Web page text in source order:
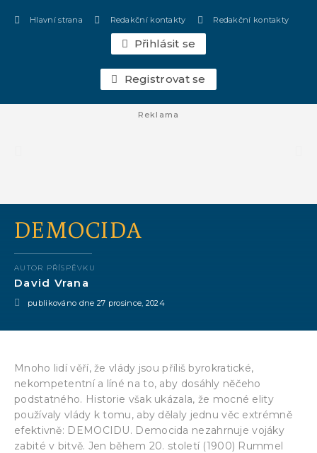
Hlavní strana Redakční kontakty Redakční kontakty
Přihlásit se
Registrovat se
Reklama
DEMOCIDA
AUTOR PŘÍSPĚVKU
David Vrana
publikováno dne 27 prosince, 2024
Mnoho lidí věří, že vlády jsou příliš byrokratické,
nekompetentní a líné na to, aby dosáhly něčeho
podstatného. Historie však ukázala, že mocné elity
používaly vlády k tomu, aby dělaly jednu věc extrémně
efektivně: DEMOCIDU. Democida nezahrnuje vojáky
zabité v bitvě. Jen během 20. století (1900) Rummel